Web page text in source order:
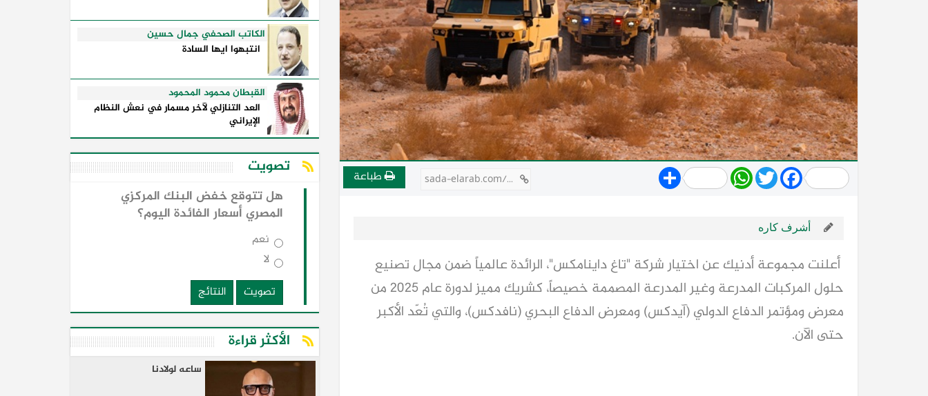
Share WhatsApp
TwitterFacebook طباعة sada-elarab.com/754403
أشرف كاره
أعلنت مجموعة أدنيك عن اختيار شركة "تاغ داينامكس"، الرائدة عالمياً ضمن مجال تصنيع
حلول المركبات المدرعة وغير المدرعة المصممة خصيصاً، كشريك مميز لدورة عام 2025 من
معرض ومؤتمر الدفاع الدولي (آيدكس) ومعرض الدفاع البحري (نافدكس)، والتي تُعّد الأكبر
حتى الآن.
الكاتب الصحفي جمال حسين
انتبهوا ايها السادة
القبطان محمود المحمود
العد التنازلي لآخر مسمار في نعش النظام
الإيراني
تصويت
هل تتوقع خفض البنك المركزي
المصري أسعار الفائدة اليوم؟
نعم
لا
تصويت
النتائج
الأكثر قراءة
ساعه لولادنا